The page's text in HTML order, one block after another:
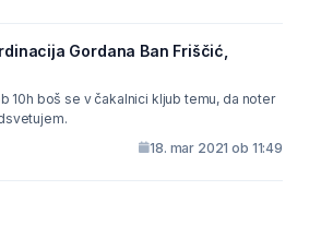
Gordana Ban Friščić,
10h boš se v čakalnici kljub temu, da noter
18. mar 2021 ob 11:49